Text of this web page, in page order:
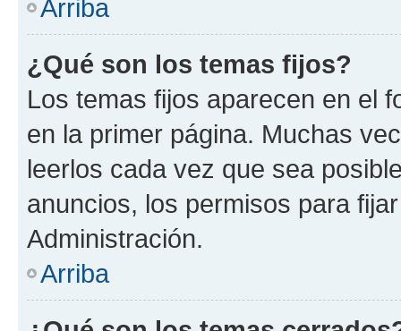
Arriba
¿Qué son los temas fijos?
Los temas fijos aparecen en el
en la primer página. Muchas
leerlos cada vez que sea
anuncios, los permisos para
Administración.
Arriba